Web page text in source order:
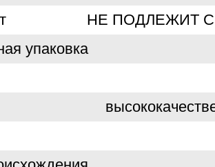
НЕ ПОДЛЕЖИТ
упаковка